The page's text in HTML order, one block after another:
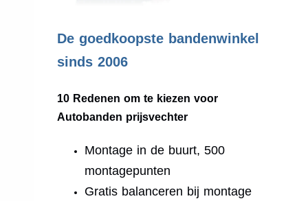
De goedkoopste bandenwinkel
sinds 2006
10 Redenen om te kiezen voor
Autobanden prijsvechter
Montage in de buurt, 500
montagepunten
Gratis balanceren bij montage